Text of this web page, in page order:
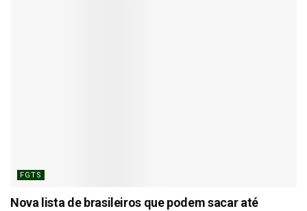
FGTS
Nova lista de brasileiros que podem sacar até